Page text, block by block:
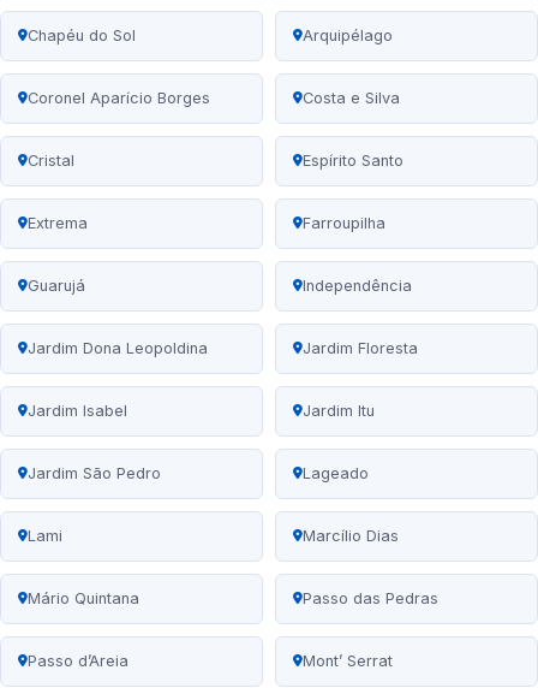
Chapéu do Sol Arquipélago
Coronel Aparício Borges Costa e Silva
Cristal Espírito Santo
Extrema Farroupilha
Guarujá Independência
Jardim Dona Leopoldina Jardim Floresta
Jardim Isabel Jardim Itu
Jardim São Pedro Lageado
Lami Marcílio Dias
Mário Quintana Passo das Pedras
Passo d’Areia Mont’ Serrat